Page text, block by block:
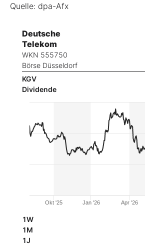
Quelle: dpa-Afx
Deutsche
Telekom
WKN 555750
Börse Düsseldorf
KGV
Dividende
Okt '25 Jan '26 Apr '26
1W
1M
1J